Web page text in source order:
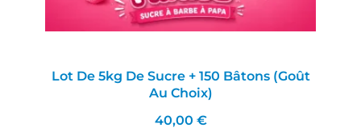
Lot De 5kg De Sucre + 150 Bâtons (goût
Au Choix)
40,00 €